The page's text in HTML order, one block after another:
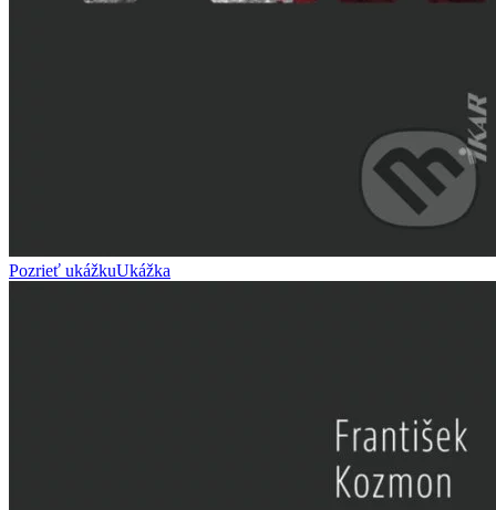
Pozrieť ukážkuUkážka